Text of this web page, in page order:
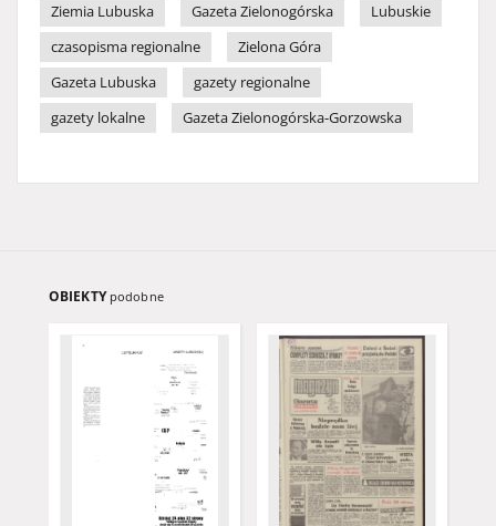
Ziemia Lubuska
Gazeta Zielonogórska
Lubuskie
czasopisma regionalne
Zielona Góra
Gazeta Lubuska
gazety regionalne
gazety lokalne
Gazeta Zielonogórska-Gorzowska
OBIEKTY podobne